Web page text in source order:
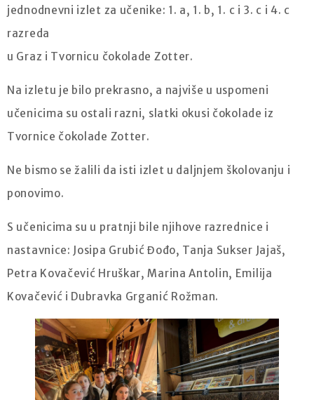
jednodnevni izlet za učenike: 1. a, 1. b, 1. c i 3. c i 4. c
razreda
u Graz i Tvornicu čokolade Zotter.
Na izletu je bilo prekrasno, a najviše u uspomeni
učenicima su ostali razni, slatki okusi čokolade iz
Tvornice čokolade Zotter.
Ne bismo se žalili da isti izlet u daljnjem školovanju i
ponovimo.
S učenicima su u pratnji bile njihove razrednice i
nastavnice: Josipa Grubić Đođo, Tanja Sukser Jajaš,
Petra Kovačević Hruškar, Marina Antolin, Emilija
Kovačević i Dubravka Grganić Rožman.